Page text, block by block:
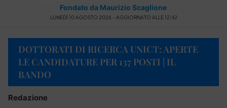
Fondato da Maurizio Scaglione
LUNEDÌ 10 AGOSTO 2026 - AGGIORNATO ALLE 12:42
DOTTORATI DI RICERCA UNICT: APERTE
LE CANDIDATURE PER 137 POSTI | IL
BANDO
Redazione